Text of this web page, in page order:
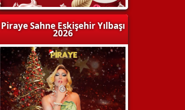
Piraye Sahne Eskişehir Yılbaşı
2026